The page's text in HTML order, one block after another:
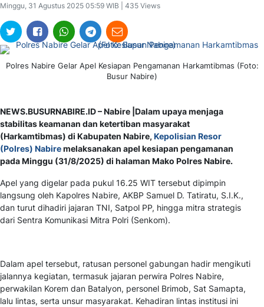
Minggu, 31 Agustus 2025 05:59 WIB | 435 Views
Polres Nabire Gelar Apel Kesiapan Pengamanan Harkamtibmas (Foto:
Busur Nabire)
NEWS.BUSURNABIRE.ID – Nabire |Dalam upaya menjaga
stabilitas keamanan dan ketertiban masyarakat
(Harkamtibmas) di Kabupaten Nabire, Kepolisian Resor
(Polres) Nabiremelaksanakan apel kesiapan pengamanan
pada Minggu (31/8/2025) di halaman Mako Polres Nabire.
Apel yang digelar pada pukul 16.25 WIT tersebut dipimpin
langsung oleh Kapolres Nabire, AKBP Samuel D. Tatiratu, S.I.K.,
dan turut dihadiri jajaran TNI, Satpol PP, hingga mitra strategis
dari Sentra Komunikasi Mitra Polri (Senkom).
Dalam apel tersebut, ratusan personel gabungan hadir mengikuti
jalannya kegiatan, termasuk jajaran perwira Polres Nabire,
perwakilan Korem dan Batalyon, personel Brimob, Sat Samapta,
lalu lintas, serta unsur masyarakat. Kehadiran lintas institusi ini